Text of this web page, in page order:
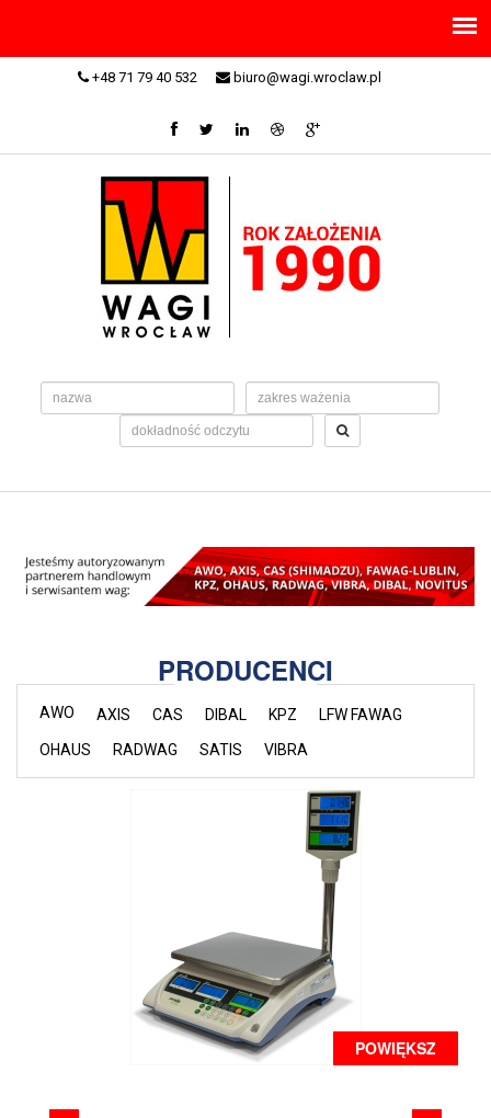
+48 71 79 40 532 biuro@wagi.wroclaw.pl
PRODUCENCI
AWO AXIS CAS DIBAL KPZ
LFW FAWAG
OHAUS
RADWAG SATIS VIBRA
POWIĘKSZ